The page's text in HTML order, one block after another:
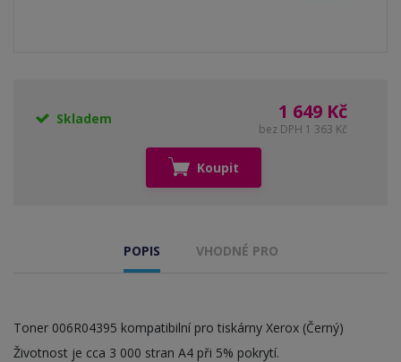
Skladem 1 649 Kč
bez DPH 1 363 Kč
Koupit
POPIS VHODNÉ PRO
Toner 006R04395 kompatibilní pro tiskárny Xerox (Černý)
Životnost je cca 3 000 stran A4 při 5% pokrytí.